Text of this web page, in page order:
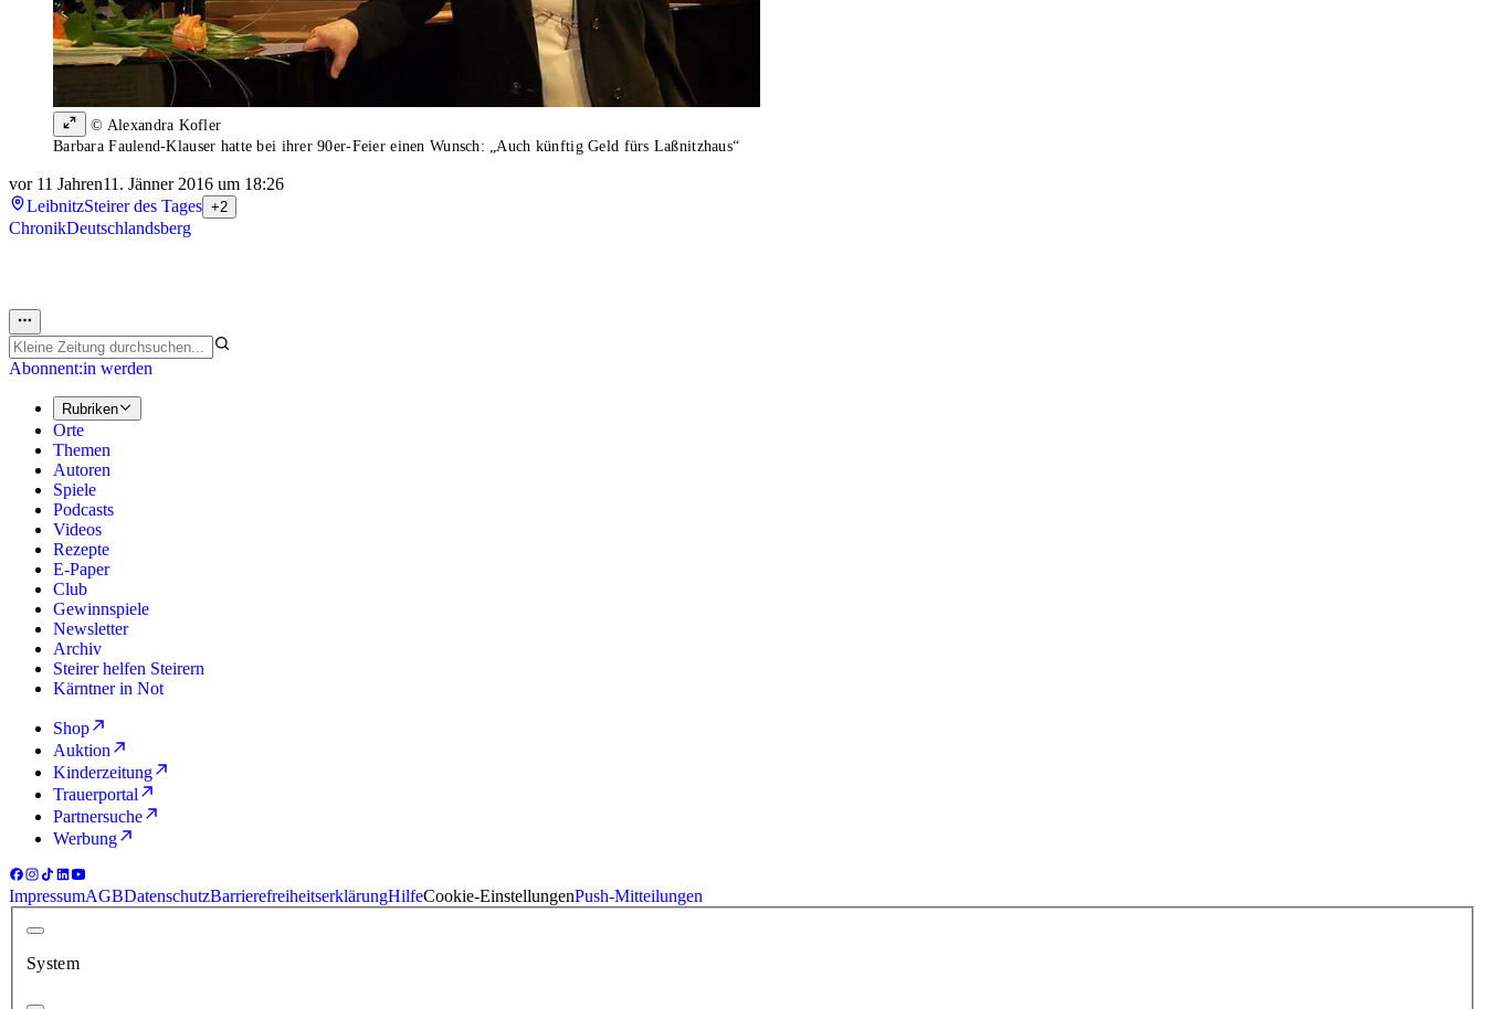
© Alexandra Kofler
Barbara Faulend-Klauser hatte bei ihrer 90er-Feier einen Wunsch: „Auch künftig Geld fürs Laßnitzhaus“
vor 11 Jahren11. Jänner 2016 um 18:26
LeibnitzSteirer des Tages +2
ChronikDeutschlandsberg
Abonnent:in werden
Rubriken
Orte
Themen
Autoren
Spiele
Podcasts
Videos
Rezepte
E-Paper
Club
Gewinnspiele
Newsletter
Archiv
Steirer helfen Steirern
Kärntner in Not
Shop
Auktion
Kinderzeitung
Trauerportal
Partnersuche
Werbung
ImpressumAGBDatenschutzBarrierefreiheitserklärungHilfeCookie-EinstellungenPush-Mitteilungen
System